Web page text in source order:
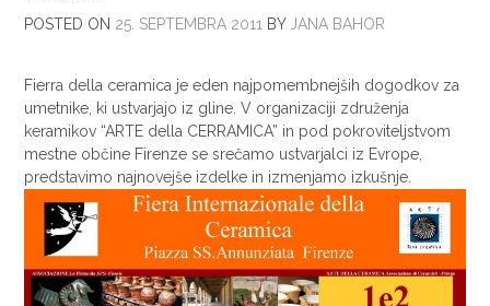
POSTED ON 25. SEPTEMBRA 2011 BY JANA BAHOR
Fierra della ceramica je eden najpomembnejših dogodkov za
umetnike, ki ustvarjajo iz gline. V organizaciji združenja
keramikov “ARTE della CERRAMICA” in pod pokroviteljstvom
mestne občine Firenze se srečamo ustvarjalci iz Evrope,
predstavimo najnovejše izdelke in izmenjamo izkušnje.